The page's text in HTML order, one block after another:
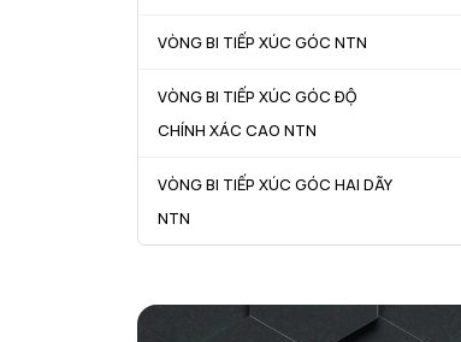
VÒNG BI TIẾP XÚC GÓC NTN
VÒNG BI TIẾP XÚC GÓC ĐỘ
CHÍNH XÁC CAO NTN
VÒNG BI TIẾP XÚC GÓC HAI DÃY
NTN
VÒNG BI TANG TRỐNG NTN